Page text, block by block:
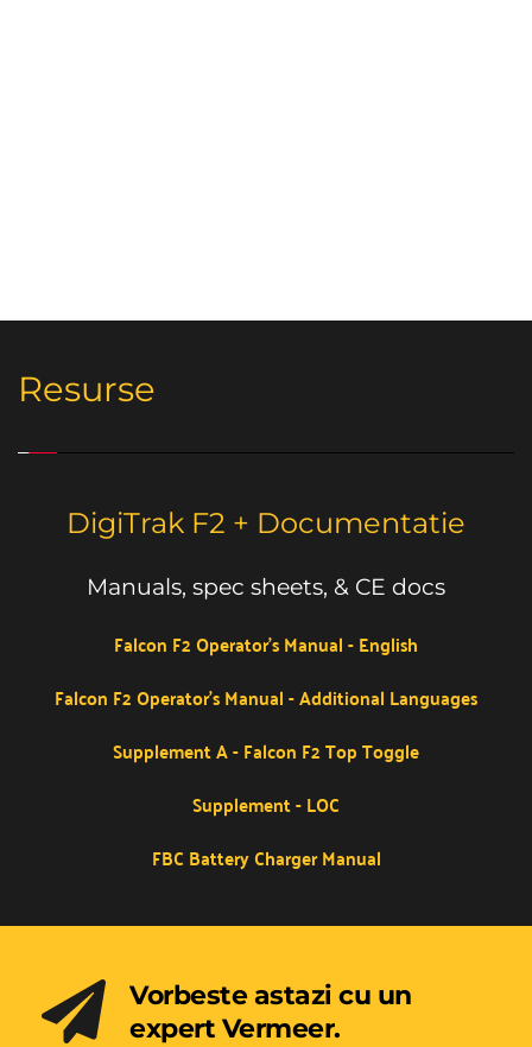
Resurse
DigiTrak F2 + Documentatie
Manuals, spec sheets, & CE docs
Falcon F2 Operator's Manual - English
Falcon F2 Operator's Manual - Additional Languages
Supplement A - Falcon F2 Top Toggle
Supplement - LOC
FBC Battery Charger Manual
Vorbeste astazi cu un
expert Vermeer.